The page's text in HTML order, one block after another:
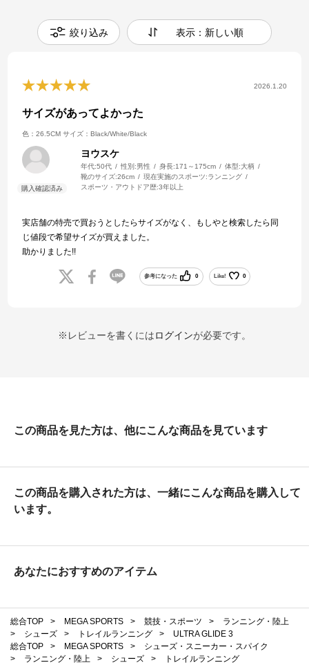
絞り込み 表示：新しい順
2026.1.20
サイズがあってよかった
色：26.5CM サイズ：Black/White/Black
ヨウスケ
年代:50代 性別:男性 身長:171～175cm 体型:大柄
靴のサイズ:26cm 現在実施のスポーツ:ランニング
スポーツ・アウトドア歴:3年以上
実店舗の特売で買おうとしたらサイズがなく、もしやと検索したら同
じ値段で希望サイズが買えました。
助かりました!!
参考になった 0 Like! 0
※レビューを書くにはログインが必要です。
この商品を見た方は、他にこんな商品を見ています
この商品を購入された方は、一緒にこんな商品を購入して
います。
あなたにおすすめのアイテム
総合TOP > MEGA SPORTS > 競技・スポーツ >
ランニング・陸上
>
シューズ > トレイルランニング >
ULTRA GLIDE 3
総合TOP
> MEGA SPORTS >
シューズ・スニーカー・スパイク
>
ランニング・陸上 > シューズ >
トレイルランニング